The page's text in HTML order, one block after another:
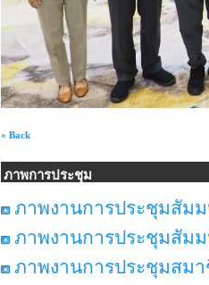
« Back
ภาพการประชุม
ภาพงานการประชุมสัมม
ภาพงานการประชุมสัม
ภาพงานการประชุมสม